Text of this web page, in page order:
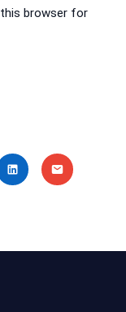
this browser for